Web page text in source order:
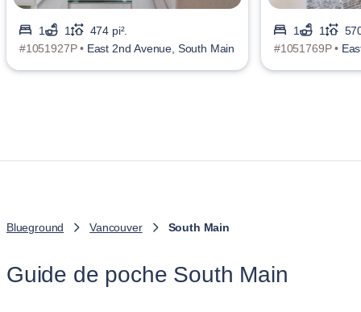
1 1
474 pi².
#1051927P • East 2nd Avenue, South Main
1 1
#1051769P •
Blueground Vancouver South Main
Guide de poche South Main